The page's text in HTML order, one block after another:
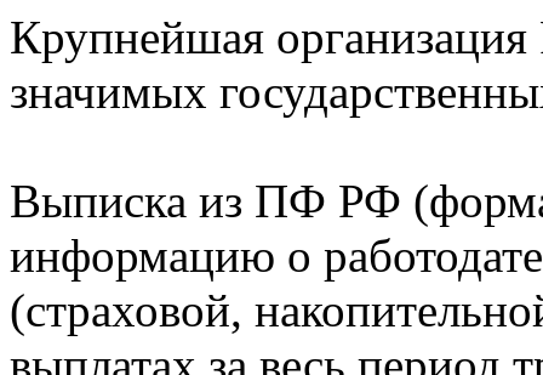
Крупнейшая
значимых
Выписка из ПФ РФ
информацию о
(страховой,
выплатах за весь период